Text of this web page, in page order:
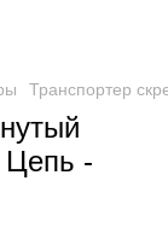
Транспортер
Цепь -